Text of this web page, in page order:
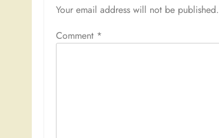
Your email address will not be published.
Comment *